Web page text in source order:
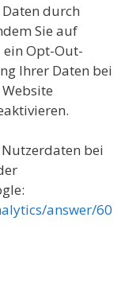
durch
Sie auf
ein Opt-Out-
Ihrer Daten bei
bei
answer/60